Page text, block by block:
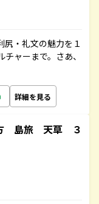
・礼文の魅力を１
ャーまで。さあ、
詳細を見る
島旅 天草 ３